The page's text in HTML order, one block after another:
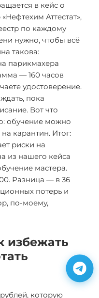
в кейс о
Аттестат»,
по каждому
нужно, чтобы всё
такова:
парикмахера
— 160 часов
удостоверение.
пока
Вот что
обучение можно
карантин. Итог:
риски на
из нашего кейса
мастера.
Разница — в 36
потерь и
по-моему,
избежать
которую